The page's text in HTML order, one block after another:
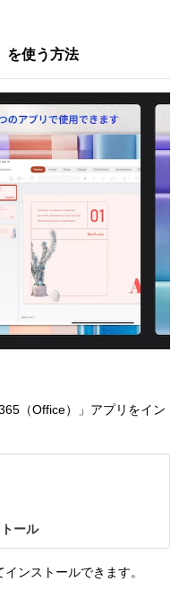
を使う方法
（Office）」アプリをイン
ール
ンストールできます。